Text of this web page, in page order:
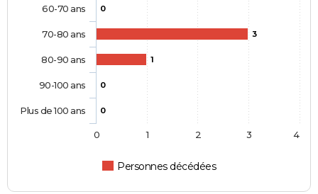
0
3
1
0
0
Personnes décédées
60-70 ans
70-80 ans
80-90 ans
90-100 ans
Plus de 100 ans
0 1 2 3 4